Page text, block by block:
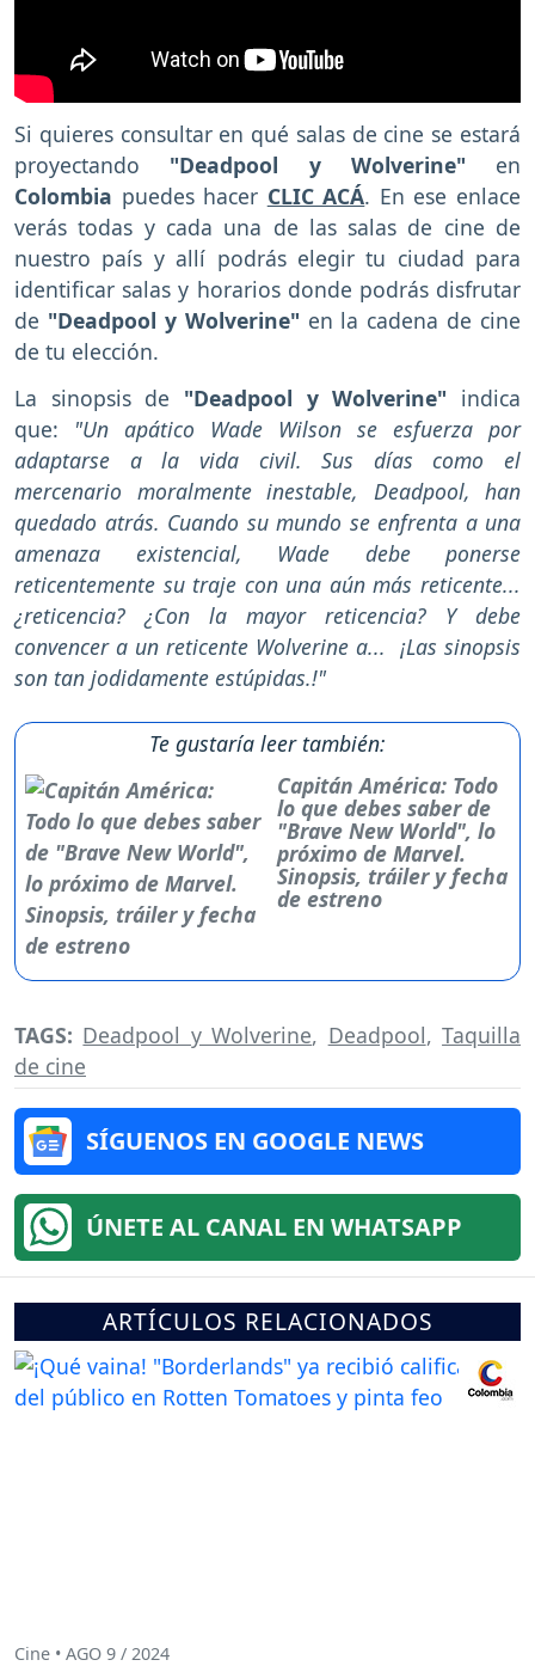
Si quieres consultar en qué salas de cine se estará
proyectando "Deadpool y Wolverine" en
Colombia puedes hacer CLIC ACÁ. En ese enlace
verás todas y cada una de las salas de cine de
nuestro país y allí podrás elegir tu ciudad para
identificar salas y horarios donde podrás disfrutar
de "Deadpool y Wolverine" en la cadena de cine
de tu elección.
La sinopsis de "Deadpool y Wolverine" indica
que: "Un apático Wade Wilson se esfuerza por
adaptarse a la vida civil. Sus días como el
mercenario moralmente inestable, Deadpool, han
quedado atrás. Cuando su mundo se enfrenta a una
amenaza existencial, Wade debe ponerse
reticentemente su traje con una aún más reticente...
¿reticencia? ¿Con la mayor reticencia? Y debe
convencer a un reticente Wolverine a... ¡Las sinopsis
son tan jodidamente estúpidas.!"
Te gustaría leer también:
Capitán América: Todo
lo que debes saber de
"Brave New World", lo
próximo de Marvel.
Sinopsis, tráiler y fecha
de estreno
TAGS: Deadpool y Wolverine, Deadpool,Taquilla
de cine
SÍGUENOS EN GOOGLE NEWS
ÚNETE AL CANAL EN WHATSAPP
ARTÍCULOS RELACIONADOS
Cine • AGO 9 / 2024